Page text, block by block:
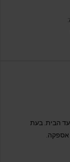
הארץ עד הבית. בעת
אספקה.